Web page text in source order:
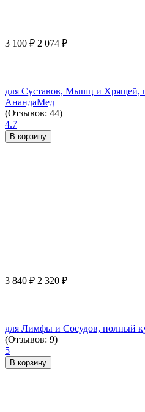
3 100 ₽ 2 074 ₽
для Суставов, Мышц и Хрящей,
АнандаМед
(Отзывов: 44)
4.7
В корзину
3 840 ₽ 2 320 ₽
для Лимфы и Сосудов, полный
(Отзывов: 9)
5
В корзину